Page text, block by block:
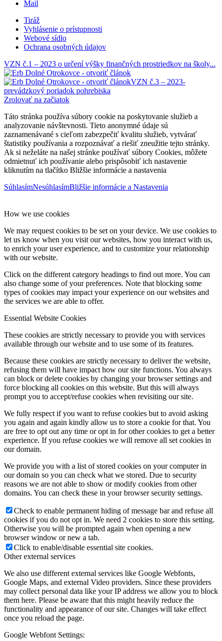
Mail
Tiráž
Vyhlásenie o prístupnosti
Webové sídlo
Ochrana osobných údajov
VZN č.1 – 2023 o určení výšky finančných prostriedkov na školy...
VZN č.3 – 2023-
prevádzkový poriadok pohrebiska
Zrolovať na začiatok
Táto stránka používa súbory cookie na poskytovanie služieb a
analyzovanie návštevnosti. Tieto anonymné údaje sú
zaznamenávané s cieľom zabezpečiť kvalitu služieb, vytvárať
štatistiky používania a rozpoznávať a riešiť zneužitie tejto stránky.
Ak si neželáte na našej stránke používať súbory Cookies, môžete
odmietnuť ich používanie alebo prispôsobiť ich nastavenie
kliknutím na tlačítko Bližšie informácie a nastavenia
SúhlasímNesúhlasímBližšie informácie a Nastavenia
How we use cookies
We may request cookies to be set on your device. We use cookies to
let us know when you visit our websites, how you interact with us,
to enrich your user experience, and to customize your relationship
with our website.
Click on the different category headings to find out more. You can
also change some of your preferences. Note that blocking some
types of cookies may impact your experience on our websites and
the services we are able to offer.
Essential Website Cookies
These cookies are strictly necessary to provide you with services
available through our website and to use some of its features.
Because these cookies are strictly necessary to deliver the website,
refusing them will have impact how our site functions. You always
can block or delete cookies by changing your browser settings and
force blocking all cookies on this website. But this will always
prompt you to accept/refuse cookies when revisiting our site.
We fully respect if you want to refuse cookies but to avoid asking
you again and again kindly allow us to store a cookie for that. You
are free to opt out any time or opt in for other cookies to get a better
experience. If you refuse cookies we will remove all set cookies in
our domain.
We provide you with a list of stored cookies on your computer in
our domain so you can check what we stored. Due to security
reasons we are not able to show or modify cookies from other
domains. You can check these in your browser security settings.
Check to enable permanent hiding of message bar and refuse all
cookies if you do not opt in. We need 2 cookies to store this setting.
Otherwise you will be prompted again when opening a new
browser window or new a tab.
Click to enable/disable essential site cookies.
Other external services
We also use different external services like Google Webfonts,
Google Maps, and external Video providers. Since these providers
may collect personal data like your IP address we allow you to block
them here. Please be aware that this might heavily reduce the
functionality and appearance of our site. Changes will take effect
once you reload the page.
Google Webfont Settings: